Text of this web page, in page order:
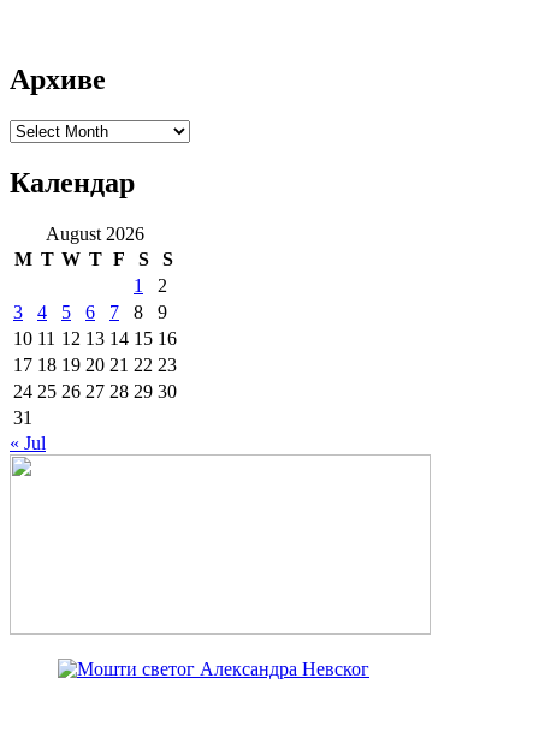
Архиве
Архиве
Календар
August 2026
M T W T F S
S
1
2
3
4 5 6 7 8
9
10 11 12 13 14 15 16
17 18 19 20 21 22 23
24 25 26 27 28 29 30
31
« Jul